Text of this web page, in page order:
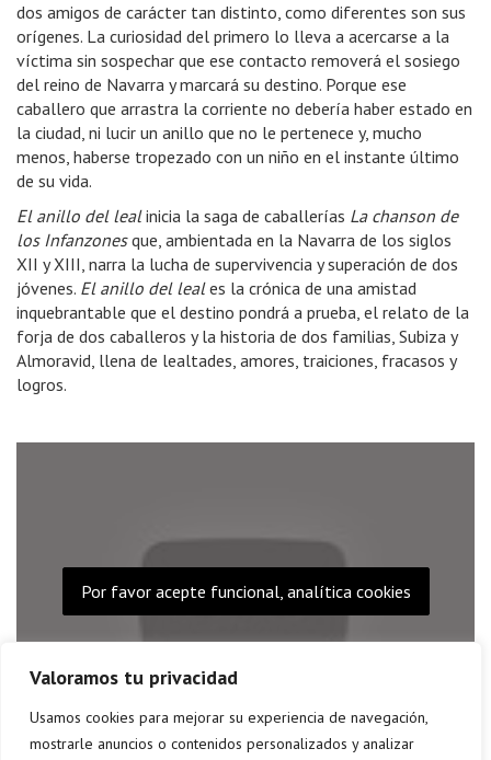
Valoramos tu privacidad
Usamos cookies para mejorar su experiencia de navegación,
mostrarle anuncios o contenidos personalizados y analizar
dos amigos de carácter tan distinto, como diferentes son sus
orígenes. La curiosidad del primero lo lleva a acercarse a la
víctima sin sospechar que ese contacto removerá el sosiego
del reino de Navarra y marcará su destino. Porque ese
caballero que arrastra la corriente no debería haber estado en
la ciudad, ni lucir un anillo que no le pertenece y, mucho
menos, haberse tropezado con un niño en el instante último
de su vida.
El anillo del lealinicia la saga de caballerías La chanson de
los Infanzonesque, ambientada en la Navarra de los siglos
XII y XIII, narra la lucha de supervivencia y superación de dos
jóvenes. El anillo del leales la crónica de una amistad
inquebrantable que el destino pondrá a prueba, el relato de la
forja de dos caballeros y la historia de dos familias, Subiza y
Almoravid, llena de lealtades, amores, traiciones, fracasos y
logros.
Por favor acepte funcional, analítica cookies